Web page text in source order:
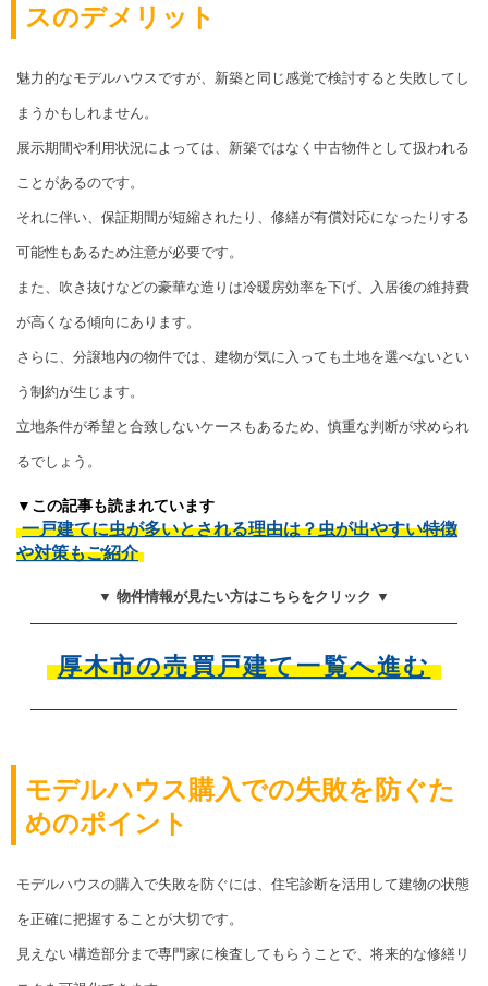
スのデメリット
魅力的なモデルハウスですが、新築と同じ感覚で検討すると失敗してし
まうかもしれません。
展示期間や利用状況によっては、新築ではなく中古物件として扱われる
ことがあるのです。
それに伴い、保証期間が短縮されたり、修繕が有償対応になったりする
可能性もあるため注意が必要です。
また、吹き抜けなどの豪華な造りは冷暖房効率を下げ、入居後の維持費
が高くなる傾向にあります。
さらに、分譲地内の物件では、建物が気に入っても土地を選べないとい
う制約が生じます。
立地条件が希望と合致しないケースもあるため、慎重な判断が求められ
るでしょう。
▼この記事も読まれています
一戸建てに虫が多いとされる理由は？虫が出やすい特徴
や対策もご紹介
▼ 物件情報が見たい方はこちらをクリック ▼
厚木市の売買戸建て一覧へ進む
モデルハウス購入での失敗を防ぐた
めのポイント
モデルハウスの購入で失敗を防ぐには、住宅診断を活用して建物の状態
を正確に把握することが大切です。
見えない構造部分まで専門家に検査してもらうことで、将来的な修繕リ